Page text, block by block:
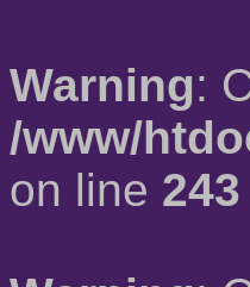
Warning:
/www/
on line 243